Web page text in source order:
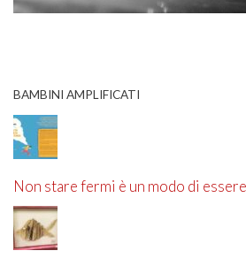
BAMBINI AMPLIFICATI
Non stare fermi è un modo di